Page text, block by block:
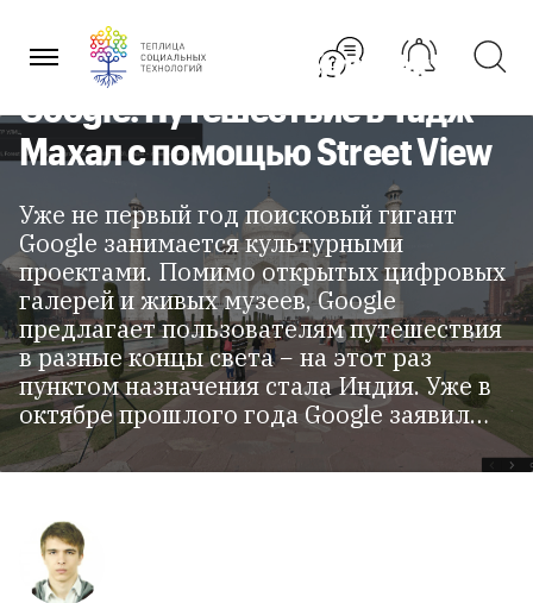
содержаниюНовый культурный проект
Google. Путешествие в Тадж-
Махал с помощью Street View
Уже не первый год поисковый гигант
Google занимается культурными
проектами. Помимо открытых цифровых
галерей и живых музеев, Google
предлагает пользователям путешествия
в разные концы света − на этот раз
пунктом назначения стала Индия. Уже в
октябре прошлого года Google заявил…